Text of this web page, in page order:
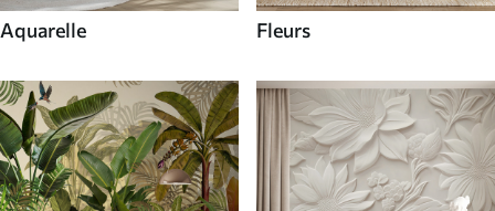
Aquarelle Fleurs